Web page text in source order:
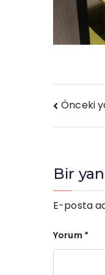
Yazı
Önceki
Bir
E-posta
Yorum *